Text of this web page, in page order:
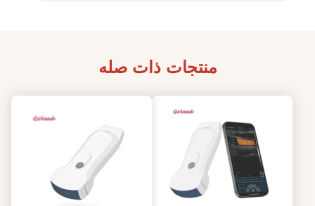
منتجات ذات صله